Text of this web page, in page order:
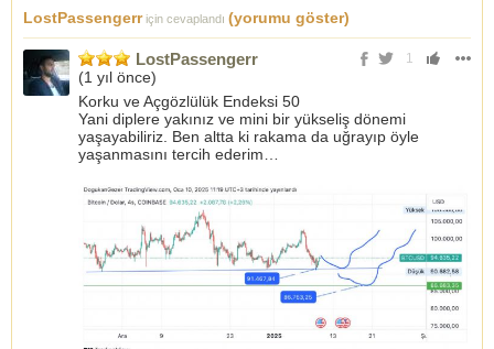
LostPassengerriçin cevaplandı (yorumu göster)
1
LostPassengerr
(1 yıl önce)
Korku ve Açgözlülük Endeksi 50
Yani diplere yakınız ve mini bir yükseliş dönemi
yaşayabiliriz. Ben altta ki rakama da uğrayıp öyle
yaşanmasını tercih ederim…